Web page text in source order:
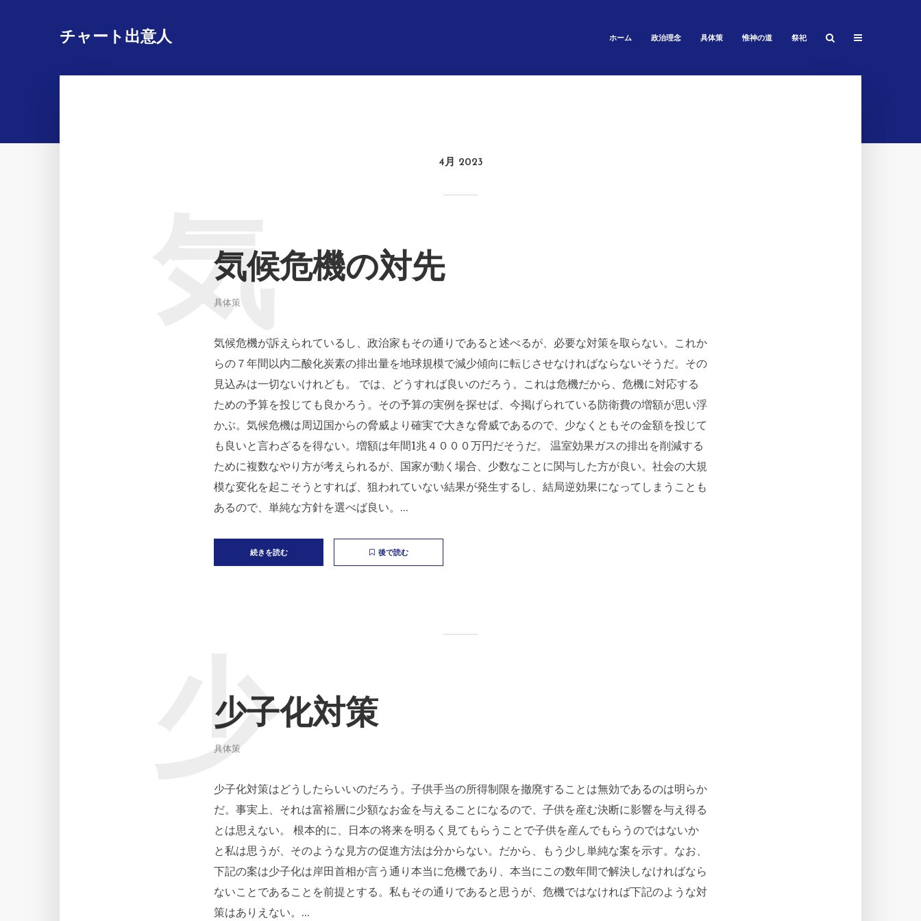
チャート出意人 ホーム 政治理念 具体策 惟神の道 祭祀
4月 2023
気候危機の対先
具体策
気
気候危機が訴えられているし、政治家もその通りであると述べるが、必要な対策を取らない。これか
らの７年間以内二酸化炭素の排出量を地球規模で減少傾向に転じさせなければならないそうだ。その
見込みは一切ないけれども。 では、どうすれば良いのだろう。これは危機だから、危機に対応する
ための予算を投じても良かろう。その予算の実例を探せば、今掲げられている防衛費の増額が思い浮
かぶ。気候危機は周辺国からの脅威より確実で大きな脅威であるので、少なくともその金額を投じて
も良いと言わざるを得ない。増額は年間1兆４０００万円だそうだ。 温室効果ガスの排出を削減する
ために複数なやり方が考えられるが、国家が動く場合、少数なことに関与した方が良い。社会の大規
模な変化を起こそうとすれば、狙われていない結果が発生するし、結局逆効果になってしまうことも
あるので、単純な方針を選べば良い。...
続きを読む 後で読む
少子化対策
具体策
少
少子化対策はどうしたらいいのだろう。子供手当の所得制限を撤廃することは無効であるのは明らか
だ。事実上、それは富裕層に少額なお金を与えることになるので、子供を産む決断に影響を与え得る
とは思えない。 根本的に、日本の将来を明るく見てもらうことで子供を産んでもらうのではないか
と私は思うが、そのような見方の促進方法は分からない。だから、もう少し単純な案を示す。なお、
下記の案は少子化は岸田首相が言う通り本当に危機であり、本当にこの数年間で解決しなければなら
ないことであることを前提とする。私もその通りであると思うが、危機ではなければ下記のような対
策はありえない。...